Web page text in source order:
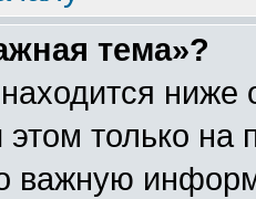
тема»?
ниже
только на
важную